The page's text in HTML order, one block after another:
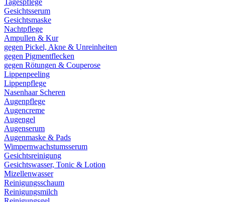
Tagespflege
Gesichtsserum
Gesichtsmaske
Nachtpflege
Ampullen & Kur
gegen Pickel, Akne & Unreinheiten
gegen Pigmentflecken
gegen Rötungen & Couperose
Lippenpeeling
Lippenpflege
Nasenhaar Scheren
Augenpflege
Augencreme
Augengel
Augenserum
Augenmaske & Pads
Wimpernwachstumsserum
Gesichtsreinigung
Gesichtswasser, Tonic & Lotion
Mizellenwasser
Reinigungsschaum
Reinigungsmilch